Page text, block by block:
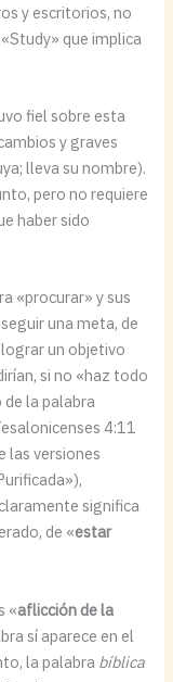
y escritorios, no
que implica
fiel sobre esta
y graves
lleva su nombre).
pero no requiere
haber sido
«procurar» y sus
una meta, de
un objetivo
si no «haz todo
la palabra
4:11
las versiones
significa
de «estar
«aflicción de la
sí aparece en el
la palabra bíblica